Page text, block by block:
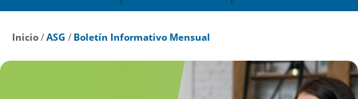
Inicio/ASG / Boletín Informativo Mensual